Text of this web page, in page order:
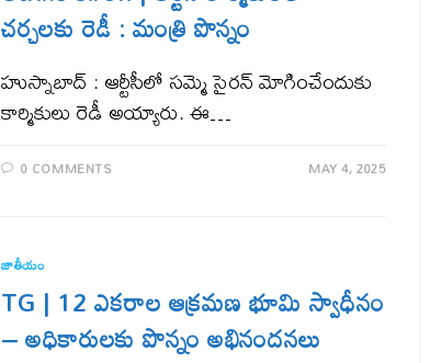
చర్చలకు రెడీ : మంత్రి పొన్నం
హుస్నాబాద్ : ఆర్టీసీలో సమ్మె సైరన్ మోగించేందుకు
కార్మికులు రెడీ అయ్యారు. ఈ…
0 COMMENTS MAY 4, 2025
జాతీయం
TG | 12 ఎక‌రాల ఆక్ర‌మ‌ణ భూమి స్వాధీనం
– అధికారుల‌కు పొన్నం అభినంద‌న‌లు